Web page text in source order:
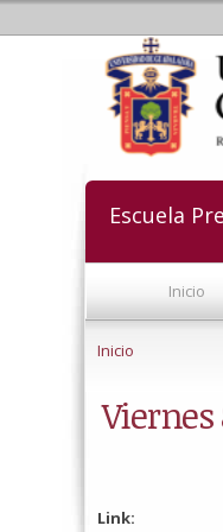
Escuela
Inicio
Inicio
Link: